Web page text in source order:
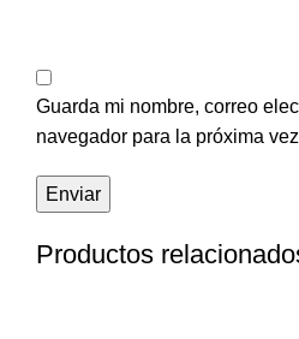
Guarda mi nombre, correo
navegador para la próxima
Productos